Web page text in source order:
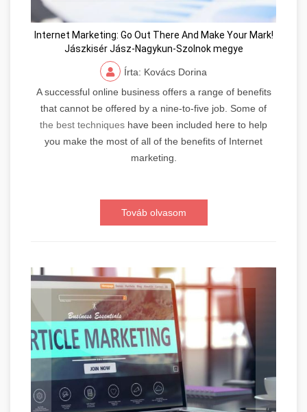
Internet Marketing: Go Out There And Make Your Mark!
Jászkisér Jász-Nagykun-Szolnok megye
Írta: Kovács Dorina
A successful online business offers a range of benefits
that cannot be offered by a nine-to-five job. Some of
the best techniques have been included here to help
you make the most of all of the benefits of Internet
marketing.
Továb olvasom